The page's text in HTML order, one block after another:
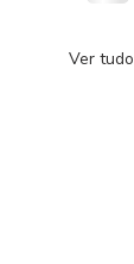
Ver tudo